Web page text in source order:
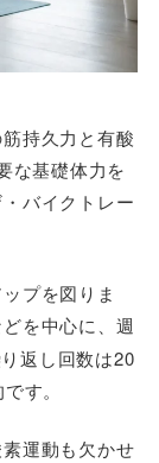
持久力と有酸
な基礎体力を
バイクトレー
プを図りま
を中心に、週
返し回数は20
す。
運動も欠かせ